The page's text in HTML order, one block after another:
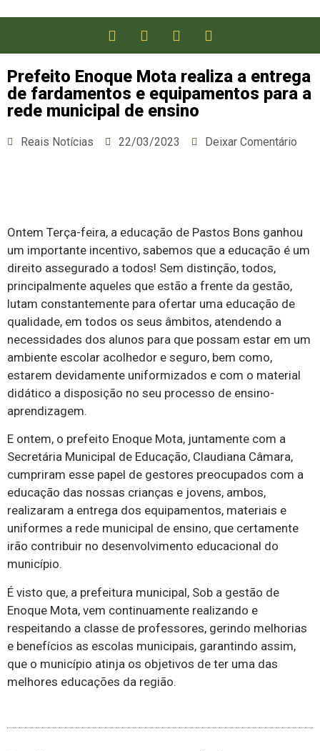
Prefeito Enoque Mota realiza a entrega
de fardamentos e equipamentos para a
rede municipal de ensino
Reais Notícias 22/03/2023 Deixar Comentário
Ontem Terça-feira, a educação de Pastos Bons ganhou
um importante incentivo, sabemos que a educação é um
direito assegurado a todos! Sem distinção, todos,
principalmente aqueles que estão a frente da gestão,
lutam constantemente para ofertar uma educação de
qualidade, em todos os seus âmbitos, atendendo a
necessidades dos alunos para que possam estar em um
ambiente escolar acolhedor e seguro, bem como,
estarem devidamente uniformizados e com o material
didático a disposição no seu processo de ensino-
aprendizagem.
E ontem, o prefeito Enoque Mota, juntamente com a
Secretária Municipal de Educação, Claudiana Câmara,
cumpriram esse papel de gestores preocupados com a
educação das nossas crianças e jovens, ambos,
realizaram a entrega dos equipamentos, materiais e
uniformes a rede municipal de ensino, que certamente
irão contribuir no desenvolvimento educacional do
município.
É visto que, a prefeitura municipal, Sob a gestão de
Enoque Mota, vem continuamente realizando e
respeitando a classe de professores, gerindo melhorias
e benefícios as escolas municipais, garantindo assim,
que o município atinja os objetivos de ter uma das
melhores educações da região.